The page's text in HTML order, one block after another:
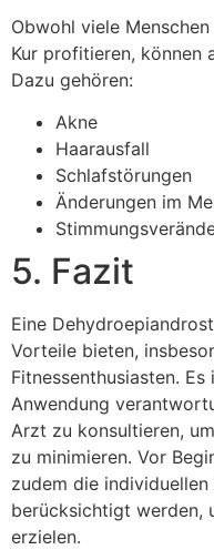
Obwohl viele
Kur profitieren, können
Dazu gehören:
Akne
Haarausfall
Schlafstörungen
Änderungen im
5. Fazit
Eine
Vorteile bieten,
Fitnessenthusiasten.
Anwendung
Arzt zu konsultieren,
zu minimieren. Vor
zudem die
berücksichtigt werden,
erzielen.